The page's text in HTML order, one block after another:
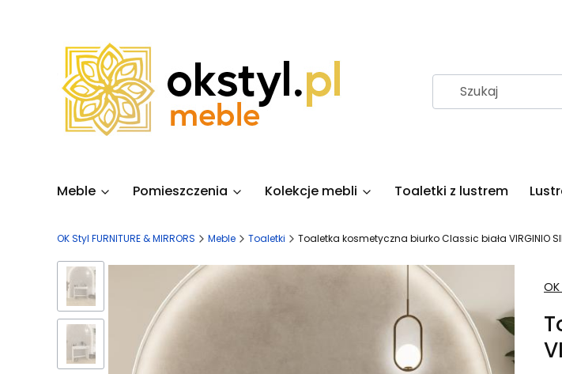
Meble Pomieszczenia Kolekcje mebli Toaletki z lustrem
OK Styl FURNITURE & MIRRORS Meble Toaletki Toaletka kosmetyczna biurko Classic biała VIRGINIO